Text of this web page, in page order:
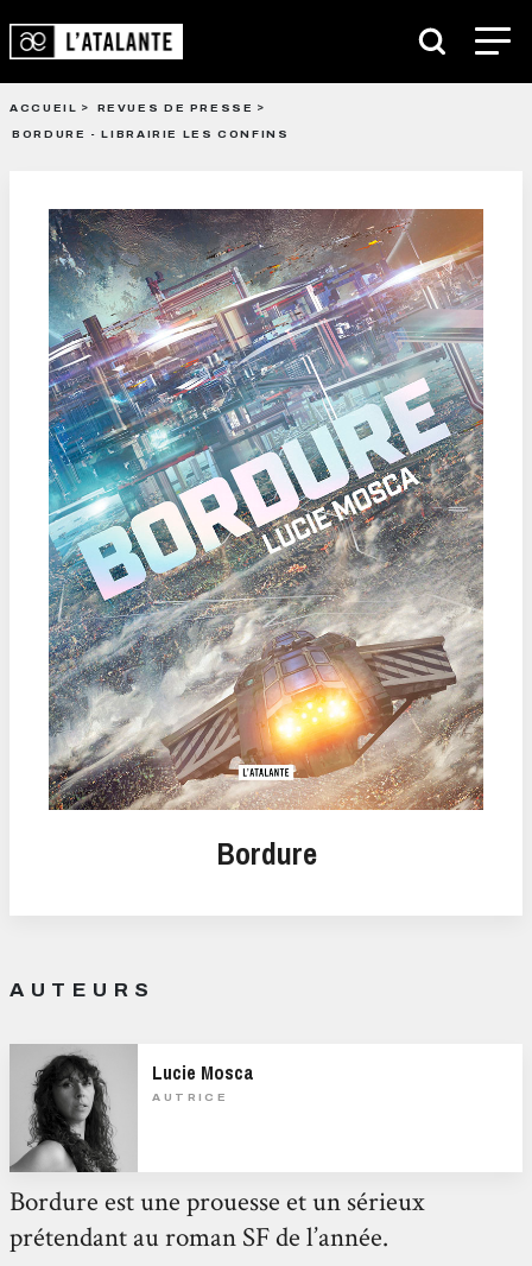
ACCUEIL
REVUES DE PRESSE
BORDURE - LIBRAIRIE LES CONFINS
Bordure
AUTEURS
Lucie Mosca
AUTRICE
Bordure est une prouesse et un sérieux
prétendant au roman SF de l’année.